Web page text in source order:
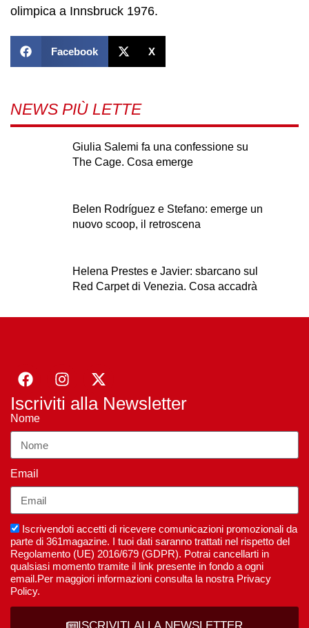
olimpica a Innsbruck 1976.
Facebook X
NEWS PIÙ LETTE
Giulia Salemi fa una confessione su
The Cage. Cosa emerge
Belen Rodríguez e Stefano: emerge un
nuovo scoop, il retroscena
Helena Prestes e Javier: sbarcano sul
Red Carpet di Venezia. Cosa accadrà
Iscriviti alla Newsletter
Nome
Email
Iscrivendoti accetti di ricevere comunicazioni promozionali da
parte di 361magazine. I tuoi dati saranno trattati nel rispetto del
Regolamento (UE) 2016/679 (GDPR). Potrai cancellarti in
qualsiasi momento tramite il link presente in fondo a ogni
email.Per maggiori informazioni consulta la nostra Privacy
Policy.